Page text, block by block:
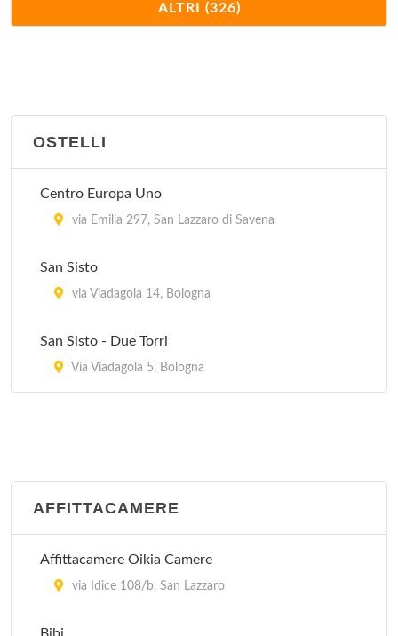
via Drapperie 5, Bologna
via Matteotti 76, Bazzano
via Ferrarese 161, Bologna
via Roma 113, Gaggio Montano
ALTRI (326)
OSTELLI
Centro Europa Uno
via Emilia 297, San Lazzaro di Savena
San Sisto
via Viadagola 14, Bologna
San Sisto - Due Torri
Via Viadagola 5, Bologna
AFFITTACAMERE
Affittacamere Oikia Camere
via Idice 108/b, San Lazzaro